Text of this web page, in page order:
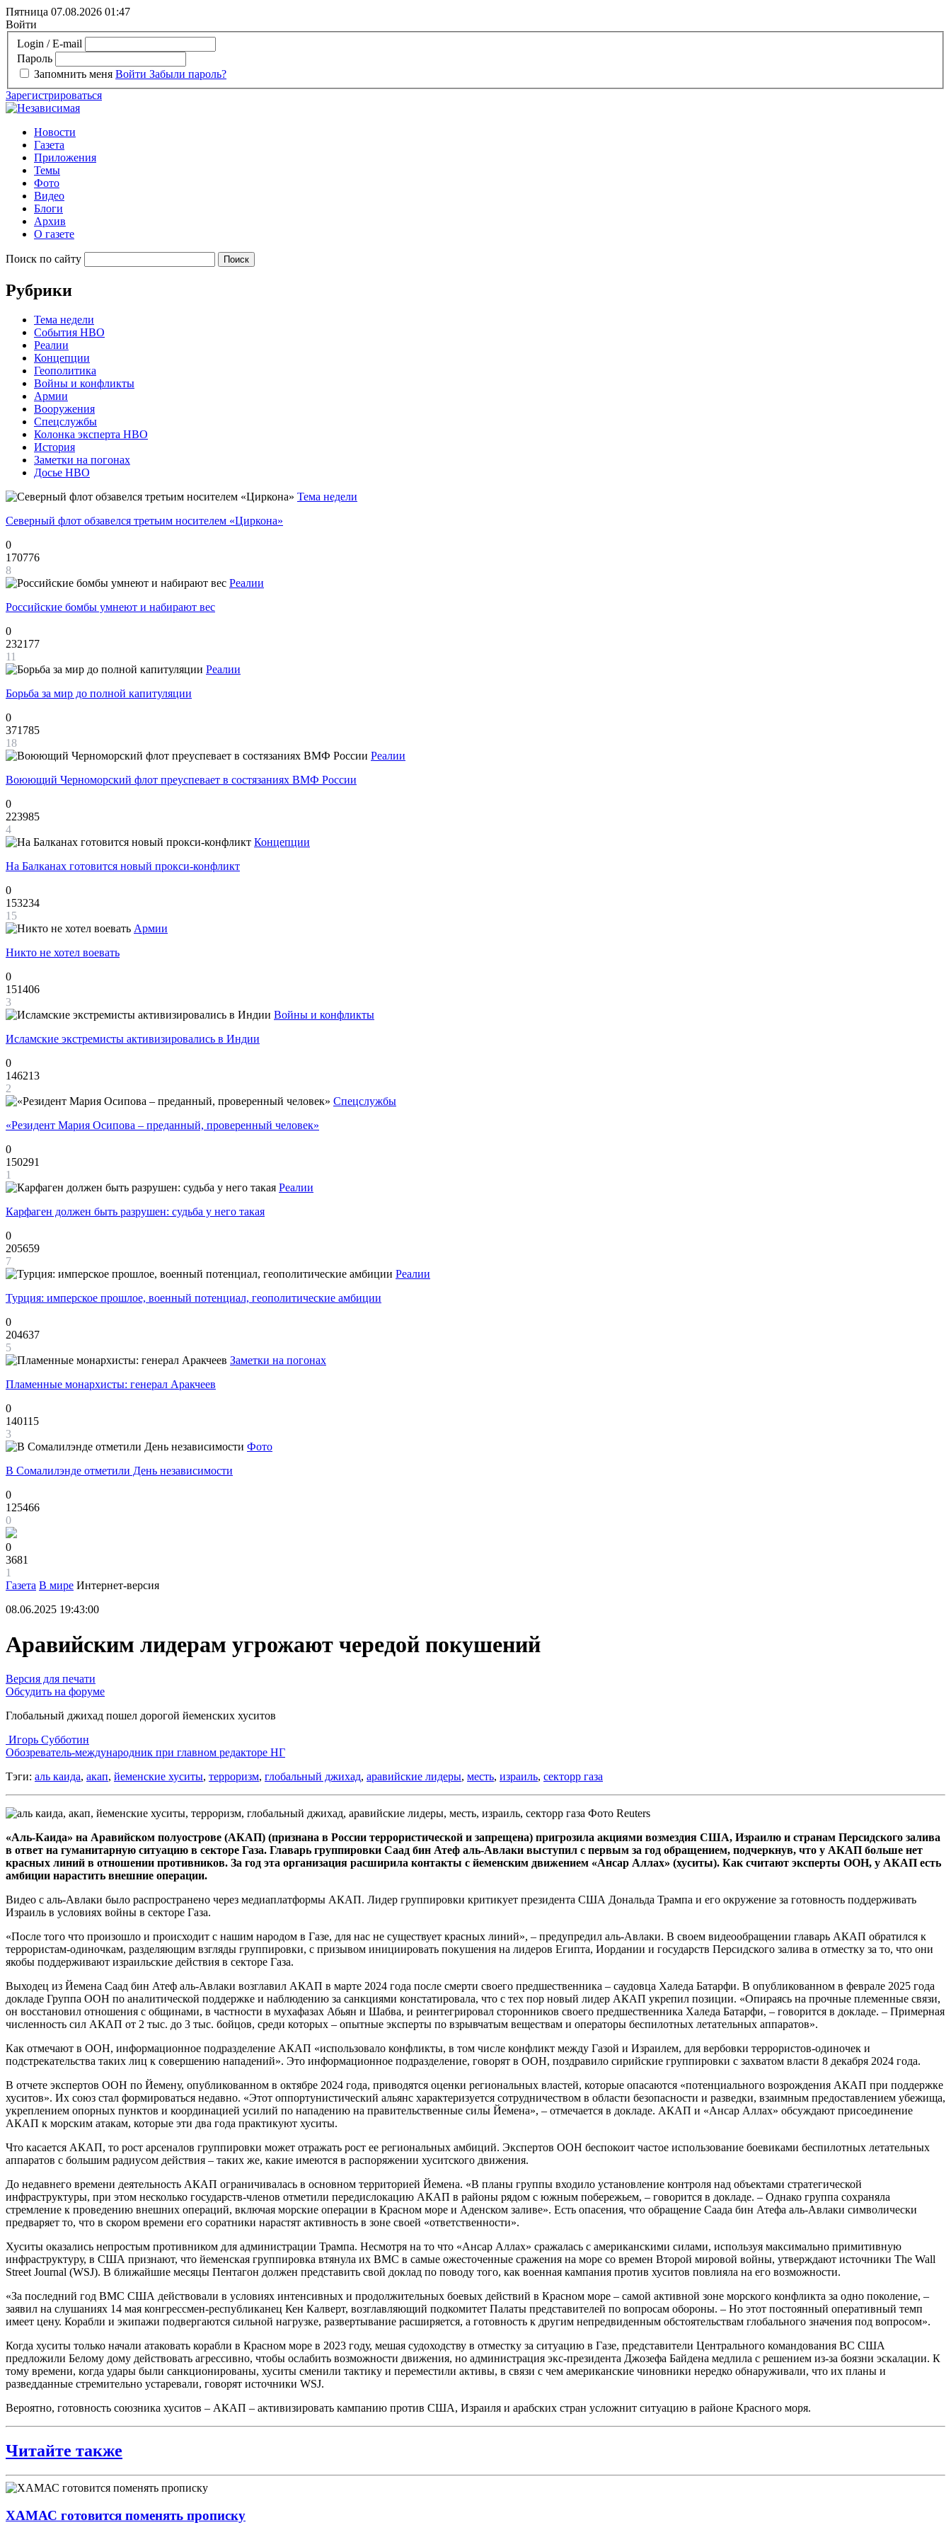
Пятница 07.08.2026 01:47
Войти
Login / E-mail
Пароль
Запомнить меня Войти Забыли пароль?
Зарегистрироваться
Новости
Газета
Приложения
Темы
Фото
Видео
Блоги
Архив
О газете
Поиск по сайту
Рубрики
Тема недели
События НВО
Реалии
Концепции
Геополитика
Войны и конфликты
Армии
Вооружения
Спецслужбы
Колонка эксперта НВО
История
Заметки на погонах
Досье НВО
Тема недели
Северный флот обзавелся третьим носителем «Циркона»
0
170776
8
Реалии
Российские бомбы умнеют и набирают вес
0
232177
11
Реалии
Борьба за мир до полной капитуляции
0
371785
18
Реалии
Воюющий Черноморский флот преуспевает в состязаниях ВМФ России
0
223985
4
Концепции
На Балканах готовится новый прокси-конфликт
0
153234
15
Армии
Никто не хотел воевать
0
151406
3
Войны и конфликты
Исламские экстремисты активизировались в Индии
0
146213
2
Спецслужбы
«Резидент Мария Осипова – преданный, проверенный человек»
0
150291
1
Реалии
Карфаген должен быть разрушен: судьба у него такая
0
205659
7
Реалии
Турция: имперское прошлое, военный потенциал, геополитические амбиции
0
204637
5
Заметки на погонах
Пламенные монархисты: генерал Аракчеев
0
140115
3
Фото
В Сомалилэнде отметили День независимости
0
125466
0
0
3681
1
Газета В мире Интернет-версия
08.06.2025 19:43:00
Аравийским лидерам угрожают чередой покушений
Версия для печати
Обсудить на форуме
Глобальный джихад пошел дорогой йеменских хуситов
Игорь Субботин
Обозреватель-международник при главном редакторе НГ
Тэги: аль каида, акап, йеменские хуситы, терроризм, глобальный джихад, аравийские лидеры, месть, израиль, секторр газа
Фото Reuters
«Аль-Каида» на Аравийском полуострове (АКАП) (признана в России террористической и запрещена) пригрозила акциями возмездия США, Израилю и странам Персидского залива
в ответ на гуманитарную ситуацию в секторе Газа. Главарь группировки Саад бин Атеф аль-Авлаки выступил с первым за год обращением, подчеркнув, что у АКАП больше нет
красных линий в отношении противников. За год эта организация расширила контакты с йеменским движением «Ансар Аллах» (хуситы). Как считают эксперты ООН, у АКАП есть
амбиции нарастить внешние операции.
Видео с аль-Авлаки было распространено через медиаплатформы АКАП. Лидер группировки критикует президента США Дональда Трампа и его окружение за готовность поддерживать
Израиль в условиях войны в секторе Газа.
«После того что произошло и происходит с нашим народом в Газе, для нас не существует красных линий», – предупредил аль-Авлаки. В своем видеообращении главарь АКАП обратился к
террористам-одиночкам, разделяющим взгляды группировки, с призывом инициировать покушения на лидеров Египта, Иордании и государств Персидского залива в отместку за то, что они
якобы поддерживают израильские действия в секторе Газа.
Выходец из Йемена Саад бин Атеф аль-Авлаки возглавил АКАП в марте 2024 года после смерти своего предшественника – саудовца Халеда Батарфи. В опубликованном в феврале 2025 года
докладе Группа ООН по аналитической поддержке и наблюдению за санкциями констатировала, что с тех пор новый лидер АКАП укрепил позиции. «Опираясь на прочные племенные связи,
он восстановил отношения с общинами, в частности в мухафазах Абьян и Шабва, и реинтегрировал сторонников своего предшественника Халеда Батарфи, – говорится в докладе. – Примерная
численность сил АКАП от 2 тыс. до 3 тыс. бойцов, среди которых – опытные эксперты по взрывчатым веществам и операторы беспилотных летательных аппаратов».
Как отмечают в ООН, информационное подразделение АКАП «использовало конфликты, в том числе конфликт между Газой и Израилем, для вербовки террористов-одиночек и
подстрекательства таких лиц к совершению нападений». Это информационное подразделение, говорят в ООН, поздравило сирийские группировки с захватом власти 8 декабря 2024 года.
В отчете экспертов ООН по Йемену, опубликованном в октябре 2024 года, приводятся оценки региональных властей, которые опасаются «потенциального возрождения АКАП при поддержке
хуситов». Их союз стал формироваться недавно. «Этот оппортунистический альянс характеризуется сотрудничеством в области безопасности и разведки, взаимным предоставлением убежища,
укреплением опорных пунктов и координацией усилий по нападению на правительственные силы Йемена», – отмечается в докладе. АКАП и «Ансар Аллах» обсуждают присоединение
АКАП к морским атакам, которые эти два года практикуют хуситы.
Что касается АКАП, то рост арсеналов группировки может отражать рост ее региональных амбиций. Экспертов ООН беспокоит частое использование боевиками беспилотных летательных
аппаратов с большим радиусом действия – таких же, какие имеются в распоряжении хуситского движения.
До недавнего времени деятельность АКАП ограничивалась в основном территорией Йемена. «В планы группы входило установление контроля над объектами стратегической
инфраструктуры, при этом несколько государств-членов отметили передислокацию АКАП в районы рядом с южным побережьем, – говорится в докладе. – Однако группа сохраняла
стремление к проведению внешних операций, включая морские операции в Красном море и Аденском заливе». Есть опасения, что обращение Саада бин Атефа аль-Авлаки символически
предваряет то, что в скором времени его соратники нарастят активность в зоне своей «ответственности».
Хуситы оказались непростым противником для администрации Трампа. Несмотря на то что «Ансар Аллах» сражалась с американскими силами, используя максимально примитивную
инфраструктуру, в США признают, что йеменская группировка втянула их ВМС в самые ожесточенные сражения на море со времен Второй мировой войны, утверждают источники The Wall
Street Journal (WSJ). В ближайшие месяцы Пентагон должен представить свой доклад по поводу того, как военная кампания против хуситов повлияла на его возможности.
«За последний год ВМС США действовали в условиях интенсивных и продолжительных боевых действий в Красном море – самой активной зоне морского конфликта за одно поколение, –
заявил на слушаниях 14 мая конгрессмен-республиканец Кен Калверт, возглавляющий подкомитет Палаты представителей по вопросам обороны. – Но этот постоянный оперативный темп
имеет цену. Корабли и экипажи подвергаются сильной нагрузке, развертывание расширяется, а готовность к другим непредвиденным обстоятельствам глобального значения под вопросом».
Когда хуситы только начали атаковать корабли в Красном море в 2023 году, мешая судоходству в отместку за ситуацию в Газе, представители Центрального командования ВС США
предложили Белому дому действовать агрессивно, чтобы ослабить возможности движения, но администрация экс-президента Джозефа Байдена медлила с решением из-за боязни эскалации. К
тому времени, когда удары были санкционированы, хуситы сменили тактику и переместили активы, в связи с чем американские чиновники нередко обнаруживали, что их планы и
разведданные стремительно устаревали, говорят источники WSJ.
Вероятно, готовность союзника хуситов – АКАП – активизировать кампанию против США, Израиля и арабских стран усложнит ситуацию в районе Красного моря.
Читайте также
ХАМАС готовится поменять прописку